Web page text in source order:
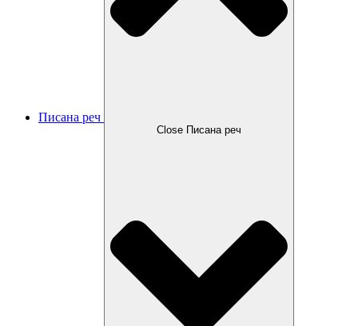
Писана реч
Close Писана реч